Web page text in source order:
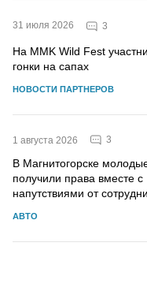
31 июля 2026 3
На MMK Wild Fest
гонки на сапах
НОВОСТИ ПАРТНЕРОВ
1 августа 2026 3
В Магнитогорске
получили права вместе с
напутствиями от
АВТО